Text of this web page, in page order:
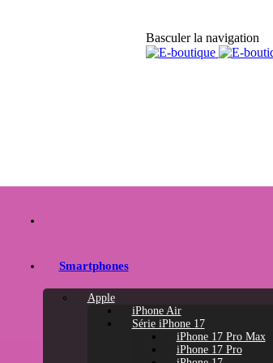
Basculer la navigation
Smartphones
Apple
iPhone Air
Série iPhone 17
iPhone 17 Pro Max
iPhone 17 Pro